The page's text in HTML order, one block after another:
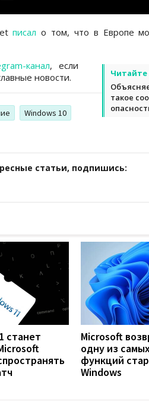
писал о том, что в Европе
такое
канал, если
новости.
Windows 10
статьи, подпишись:
станет
Microsoft
одну из
функций
Windows